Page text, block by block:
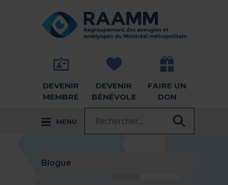
RETOUR À LA PAGE D'ACCUEIL -
DEVENIR
MEMBRE
DEVENIR
BÉNÉVOLE
FAIRE UN
DON
MENU
Blogue